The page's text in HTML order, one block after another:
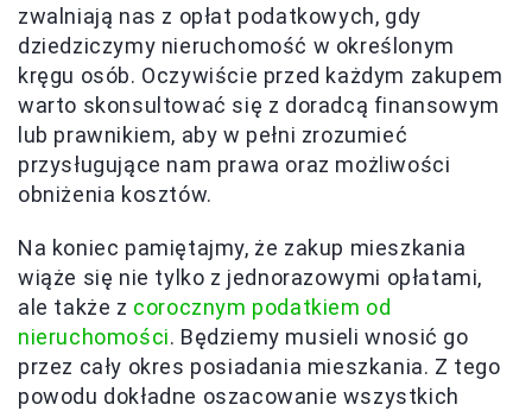
zwalniają nas z opłat podatkowych, gdy
dziedziczymy nieruchomość w określonym
kręgu osób. Oczywiście przed każdym zakupem
warto skonsultować się z doradcą finansowym
lub prawnikiem, aby w pełni zrozumieć
przysługujące nam prawa oraz możliwości
obniżenia kosztów.
Na koniec pamiętajmy, że zakup mieszkania
wiąże się nie tylko z jednorazowymi opłatami,
ale także z corocznym podatkiem od
nieruchomości. Będziemy musieli wnosić go
przez cały okres posiadania mieszkania. Z tego
powodu dokładne oszacowanie wszystkich